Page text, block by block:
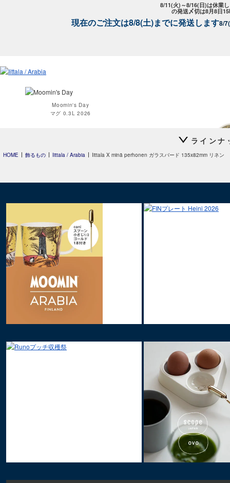
8/11(火)～8/16(日)は休業
の発送〆切は8月8日
現在のご注文は8/8(土)までに発送します8/
Moomin's Day
マグ 0.3L 2026
Teema
プレート 12cm
Teema
スクエアプレート12×12cm
ラインナ
HOME 飾るもの Iittala / Arabia Iittala X minä perhonen ガラスバード 135x82mm リネン